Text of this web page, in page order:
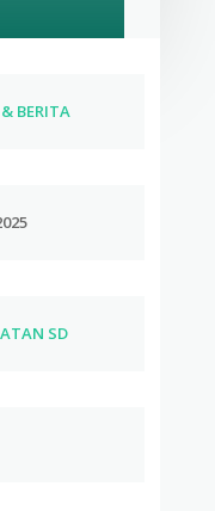
BERITA
SD